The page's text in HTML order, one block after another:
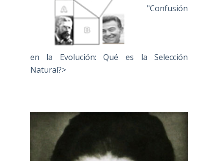
"Confusión
en la Evolución: Qué es la Selección
Natural?>